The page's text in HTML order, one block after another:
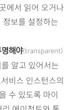
에서 읽어 오거나
보를 설정하는
해야(transparent)
알고 있어서는
비스 인스턴스의
수 있도록 마이